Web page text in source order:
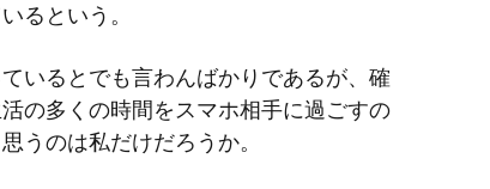
るという。
いるとでも言わんばかりであるが、確
の多くの時間をスマホ相手に過ごすの
うのは私だけだろうか。